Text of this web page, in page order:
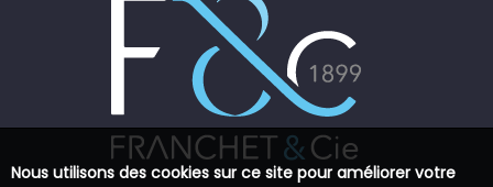
Nous utilisons des cookies sur ce site pour améliorer votre